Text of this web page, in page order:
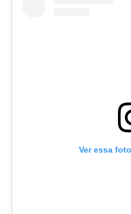
Ver essa